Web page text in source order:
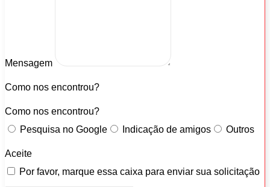
Mensagem
Como nos encontrou?
Como nos encontrou?
Pesquisa no Google
Indicação de amigos Outros
Aceite
Por favor, marque essa caixa para enviar sua solicitação